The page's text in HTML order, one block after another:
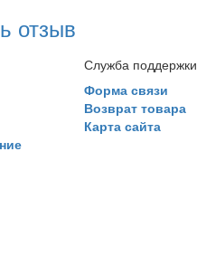
отзыв
Служба поддержки
Форма связи
Возврат товара
Карта сайта